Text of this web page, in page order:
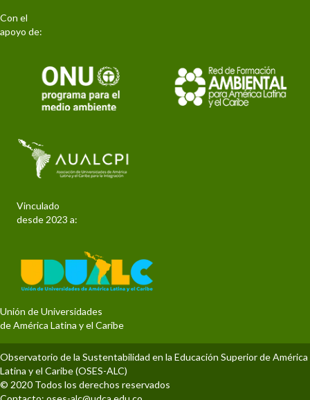
Con el
apoyo de:
Vinculado
desde 2023 a:
Unión de Universidades
de América Latina y el Caribe
Observatorio de la Sustentabilidad en la Educación Superior de América
Latina y el Caribe (OSES-ALC)
© 2020 Todos los derechos reservados